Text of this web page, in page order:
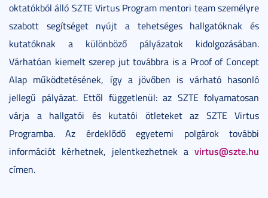
oktatókból álló SZTE Virtus Program mentori team személyre
szabott segítséget nyújt a tehetséges hallgatóknak és
kutatóknak a különböző pályázatok kidolgozásában.
Várhatóan kiemelt szerep jut továbbra is a Proof of Concept
Alap működtetésének, így a jövőben is várható hasonló
jellegű pályázat. Ettől függetlenül: az SZTE folyamatosan
várja a hallgatói és kutatói ötleteket az SZTE Virtus
Programba. Az érdeklődő egyetemi polgárok további
információt kérhetnek, jelentkezhetnek a virtus@szte.hu
címen.